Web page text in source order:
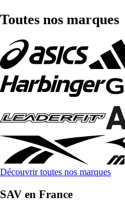
Toutes nos marques
Découvrir toutes nos marques
SAV en France